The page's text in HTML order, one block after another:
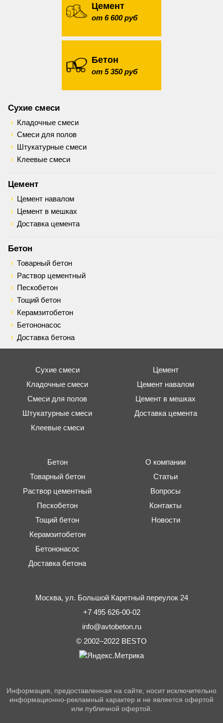
Цемент
от 6 600 руб
Бетон
от 5 350 руб
Сухие смеси
Кладочные смеси
Смеси для полов
Штукатурные смеси
Клеевые смеси
Цемент
Цемент навалом
Цемент в мешках
Доставка цемента
Бетон
Товарный бетон
Раствор цементный
Пескобетон
Тощий бетон
Керамзитобетон
Бетононасос
Доставка бетона
Сухие смеси
Кладочные смеси
Смеси для полов
Штукатурные смеси
Клеевые смеси
Цемент
Цемент навалом
Цемент в мешках
Доставка цемента
Бетон
Товарный бетон
Раствор цементный
Пескобетон
Тощий бетон
Керамзитобетон
Бетононасос
Доставка бетона
О компании
Статьи
Вопросы
Контакты
Новости
Москва, ул. Большой Каретный переулок 24
+7 495 626-00-02
info@avtobeton.ru
© 2002–2022 BESTO
Информация, предоставленная на сайте, носит исключительно
информационно-рекламный характер и не является офертой
или публичной офертой.